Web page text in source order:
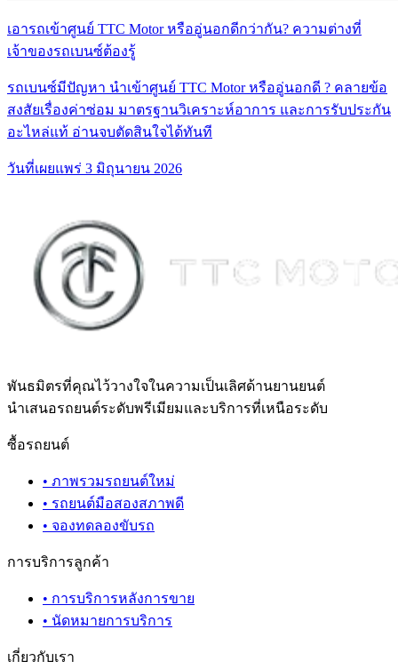
เอารถเข้าศูนย์ TTC Motor หรืออู่นอกดีกว่ากัน? ความต่างที่
เจ้าของรถเบนซ์ต้องรู้
รถเบนซ์มีปัญหา นำเข้าศูนย์ TTC Motor หรืออู่นอกดี ? คลายข้อ
สงสัยเรื่องค่าซ่อม มาตรฐานวิเคราะห์อาการ และการรับประกัน
อะไหล่แท้ อ่านจบตัดสินใจได้ทันที
วันที่เผยแพร่ 3 มิถุนายน 2026
พันธมิตรที่คุณไว้วางใจในความเป็นเลิศด้านยานยนต์
นำเสนอรถยนต์ระดับพรีเมียมและบริการที่เหนือระดับ
ซื้อรถยนต์
• ภาพรวมรถยนต์ใหม่
• รถยนต์มือสองสภาพดี
• จองทดลองขับรถ
การบริการลูกค้า
• การบริการหลังการขาย
• นัดหมายการบริการ
เกี่ยวกับเรา